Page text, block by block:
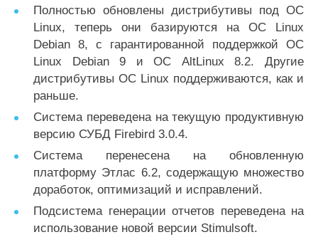
Полностью обновлены дистрибутивы под ОС
Linux, теперь они базируются на ОС Linux
Debian 8, с гарантированной поддержкой ОС
Linux Debian 9 и ОС AltLinux 8.2. Другие
дистрибутивы ОС Linux поддерживаются, как и
раньше.
Система переведена на текущую продуктивную
версию СУБД Firebird 3.0.4.
Система перенесена на обновленную
платформу Этлас 6.2, содержащую множество
доработок, оптимизаций и исправлений.
Подсистема генерации отчетов переведена на
использование новой версии Stimulsoft.